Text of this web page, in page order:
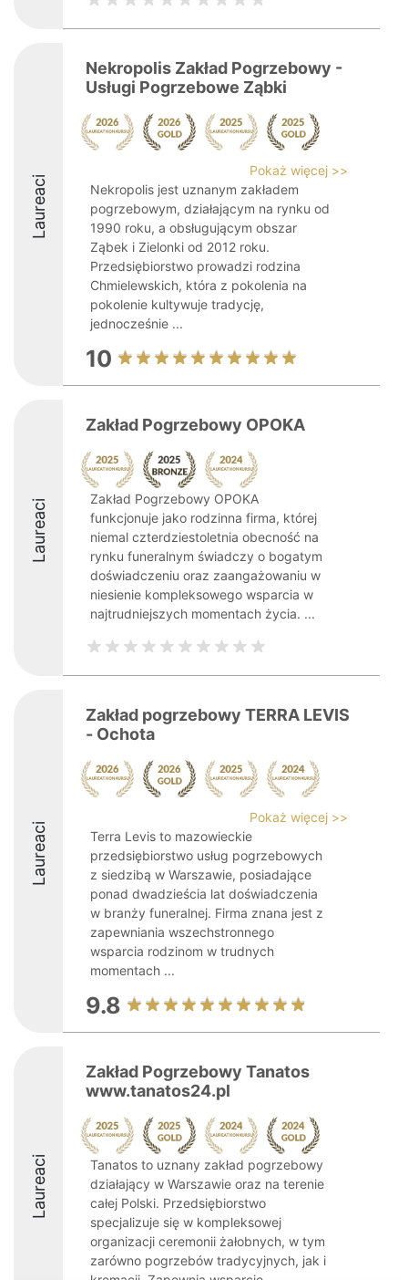
Laureaci
Nekropolis Zakład Pogrzebowy -
Usługi Pogrzebowe Ząbki
Pokaż więcej >>
Nekropolis jest uznanym zakładem
pogrzebowym, działającym na rynku od
1990 roku, a obsługującym obszar
Ząbek i Zielonki od 2012 roku.
Przedsiębiorstwo prowadzi rodzina
Chmielewskich, która z pokolenia na
pokolenie kultywuje tradycję,
jednocześnie ...
10
Laureaci
Zakład Pogrzebowy OPOKA
Zakład Pogrzebowy OPOKA
funkcjonuje jako rodzinna firma, której
niemal czterdziestoletnia obecność na
rynku funeralnym świadczy o bogatym
doświadczeniu oraz zaangażowaniu w
niesienie kompleksowego wsparcia w
najtrudniejszych momentach życia. ...
Laureaci
Zakład pogrzebowy TERRA LEVIS
- Ochota
Pokaż więcej >>
Terra Levis to mazowieckie
przedsiębiorstwo usług pogrzebowych
z siedzibą w Warszawie, posiadające
ponad dwadzieścia lat doświadczenia
w branży funeralnej. Firma znana jest z
zapewniania wszechstronnego
wsparcia rodzinom w trudnych
momentach ...
9.8
Laureaci
Zakład Pogrzebowy Tanatos
www.tanatos24.pl
Tanatos to uznany zakład pogrzebowy
działający w Warszawie oraz na terenie
całej Polski. Przedsiębiorstwo
specjalizuje się w kompleksowej
organizacji ceremonii żałobnych, w tym
zarówno pogrzebów tradycyjnych, jak i